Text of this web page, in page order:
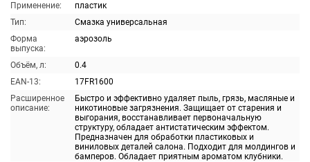
Применение:
пластик
Тип:
Смазка универсальная
Форма
выпуска:
аэрозоль
Объём, л:
0.4
EAN-13:
17FR1600
Расширенное
описание:
Быстро и эффективно удаляет пыль, грязь, масляные и
никотиновые загрязнения. Защищает от старения и
выгорания, восстанавливает первоначальную
структуру, обладает антистатическим эффектом.
Предназначен для обработки пластиковых и
виниловых деталей салона. Подходит для молдингов и
бамперов. Обладает приятным ароматом клубники.